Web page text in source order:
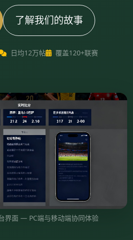
了解我们的故事
日均12万帖 覆盖120+联赛
界面 — PC端与移动端协同体验